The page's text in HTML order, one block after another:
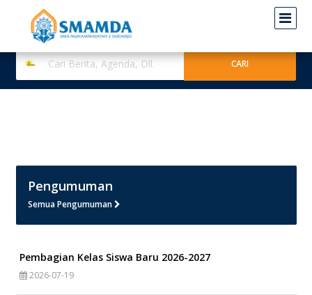
Pengumuman
Semua Pengumuman
Pembagian Kelas Siswa Baru 2026-2027
2026-07-19